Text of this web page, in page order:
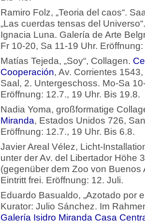
Ramiro Folz, „Teoria del caos“.
„Las cuerdas tensas del
Ignacia Luna. Galería de Arte
Fr 10-20, Sa 11-19 Uhr.
Matías Tejeda, „Soy“, Collagen.
Cooperación, Av. Corrientes
Saal, 2. Untergeschoss. Mo-Sa
Eröffnung: 12.7., 19 Uhr. Bis 19.8.
Nadia Yoma, großformatige
Miranda, Estados Unidos 726,
Eröffnung: 12.7., 19 Uhr. Bis 6.8.
Javier Areal Vélez, Licht-
unter der Av. del Libertador Höhe
(gegenüber dem Zoo von Buenos
Eintritt frei. Eröffnung: 12. Juli.
Eduardo Basualdo, „Azotado por
Kurator: Julio Sánchez. Im
Galería Isidro Miranda Casa